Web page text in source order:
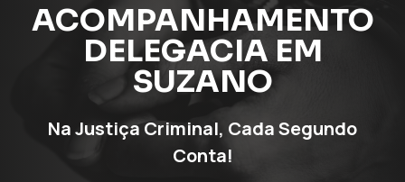
ACOMPANHAMENTO
DELEGACIA EM
SUZANO
Na Justiça Criminal, Cada Segundo
Conta!